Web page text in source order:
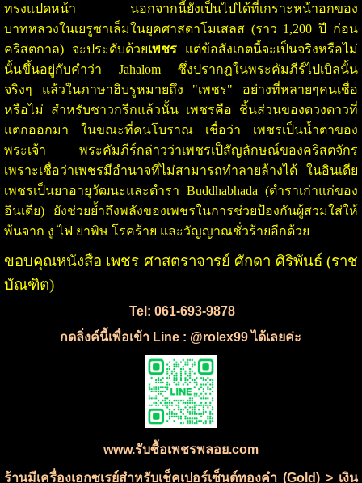
ทรงแปดหน้า นอกจากนี้ยังเป็นไปได้ที่เกราะหน้าอกของ
บาทหลวงในเยรูซาเล็มในยุคศาสดาโมเสลส (ราว 1,200 ปี ก่อน
คริสตกาล) จะประดับด้วยเพชร แต่ข้อสังเกตนี้จะเป็นจริงหรือไม่
นั้นขึ้นอยู่กับคำว่า Jahalom ซึ่งปรากฎในพระคัมภีร์ไปเบิลนั้น
จริงๆ แล้วในภาษาฮิบรูหมายถึง "เพชร" อย่างที่หลายๆคนเชื่อ
หรือไม่ สำหรับชาวกรีกแล้วนั้น เพชรคือ ชิ้นส่วนของดวงดาวที่
แตกออกมา ในขณะที่คนโบราณ เชื่อว่า เพชรเป็นน้ำตาของ
พระเจ้า พระคัมภีร์กล่าวว่าเพชรเป็สัญลักษณ์ของคริสตจักร
เพราะเชื่อว่าเพชรมีอำนาจที่ไม่สามารถทำลายล้างได้ ในอินเดีย
เพชรเป็นยาอายุวัฒนะและตำรา Buddhabhada (ตำราเก่าแก่ของ
อินเดีย) ยังช่วยย้ำถึงพลังของเพชรในการช่วยป้องกันผู้สวมใส่ให้
พ้นจาก งู ไฟ ยาพิษ โรคร้าย และวัญญาณชั่วร้ายอีกด้วย
ขอบคุณหนังสือ เพชร ศาสตราจารย์ ศักดา ศิริพันธ์ (ราช
บัณฑิต)
Tel: 061-693-9878
กดลิ่งค์นี้เพื่อเข้า Line : @rolex99 ได้เลยค่ะ
www.รับซื้อเพชรพลอย.com
ร้านมีเครื่องเอกซเรย์สำหรับเช็คเปอร์เซ็นต์ทองคำ (Gold) > เงิน